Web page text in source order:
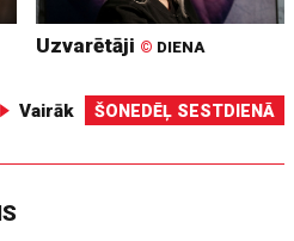
Uzvarētāji © DIENA
Vairāk ŠONEDĒĻ SESTDIENĀ